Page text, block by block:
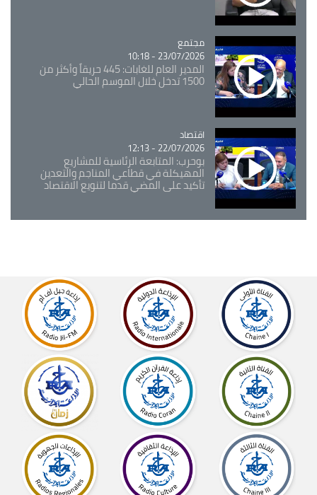
Catégorie
مجتمع
23/07/2026 - 10:18
المدير العام للغابات: 445 حريقاً وأكثر من
1500 تدخل خلال الموسم الحالي
Catégorie
اقتصاد
22/07/2026 - 12:13
بوحرب: المتابعة الرئاسية للمشاريع
المهيكلة في قطاعي المناجم والتعدين
تأكيد على المضي قدما لتنويع الاقتصاد